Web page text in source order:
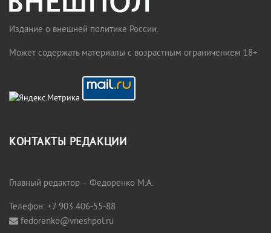
Издание о внешней политике России.
Может содержать материалы с возрастным ограничением 18+
КОНТАКТЫ РЕДАКЦИИ
Главный редактор – Федоренко М.А.
Телефон: +7 903 406-55-88
fedorenko@vneshpol.ru